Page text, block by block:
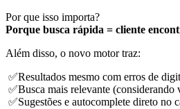
Por que isso importa?
Porque busca rápida = cliente
Além disso, o novo motor traz:
✅Resultados mesmo com erros de
✅Busca mais relevante (considerando
✅Sugestões e autocomplete direto no